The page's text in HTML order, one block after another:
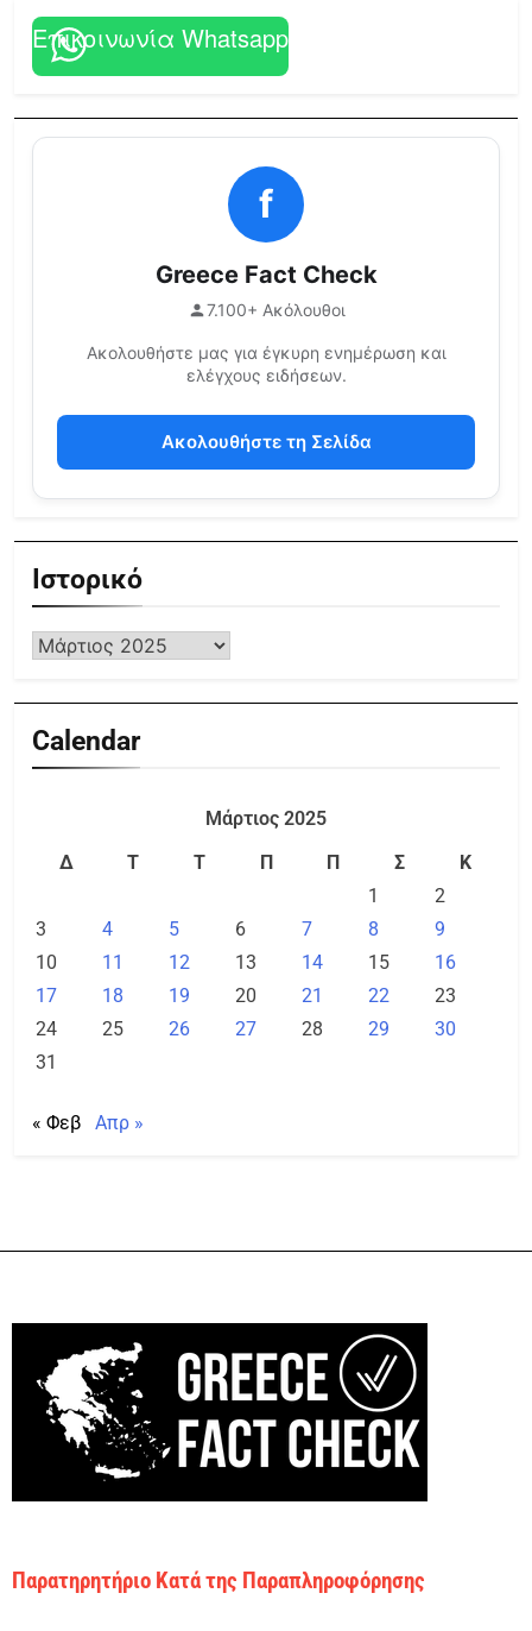
Επικοινωνία Whatsapp
f
Greece Fact Check
7.100+ Ακόλουθοι
Ακολουθήστε μας για έγκυρη ενημέρωση και
ελέγχους ειδήσεων.
Ακολουθήστε τη Σελίδα
Ιστορικό
Calendar
Μάρτιος 2025
Δ
Τ Τ Π Π Σ
Κ
1
2
3
4 5 6 7 8
9
10
11 12 13 14 15
16
17
18 19 20 21 22
23
24
25 26 27 28 29
30
31
« Φεβ Απρ »
Παρατηρητήριο Κατά της Παραπληροφόρησης